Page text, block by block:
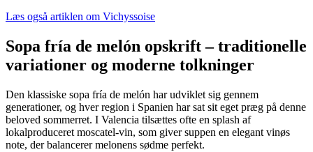
Læs også artiklen om Vichyssoise
Sopa fría de melón opskrift – traditionelle
variationer og moderne tolkninger
Den klassiske sopa fría de melón har udviklet sig gennem
generationer, og hver region i Spanien har sat sit eget præg på denne
beloved sommerret. I Valencia tilsættes ofte en splash af
lokalproduceret moscatel-vin, som giver suppen en elegant vinøs
note, der balancerer melonens sødme perfekt.